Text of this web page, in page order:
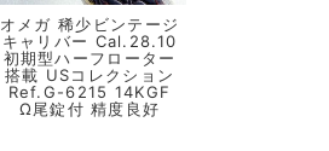
オメガ 稀少ビンテージ
キャリバー Cal.28.10
初期型ハーフローター
搭載 USコレクション
Ref.G-6215 14KGF
Ω尾錠付 精度良好